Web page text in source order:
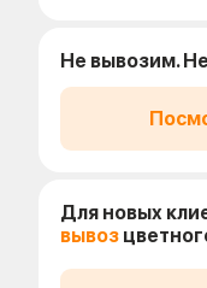
Не вывозим.
Для новых
вывоз